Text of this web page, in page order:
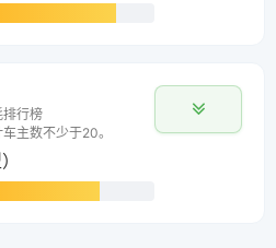
排行榜
主数不少于20。